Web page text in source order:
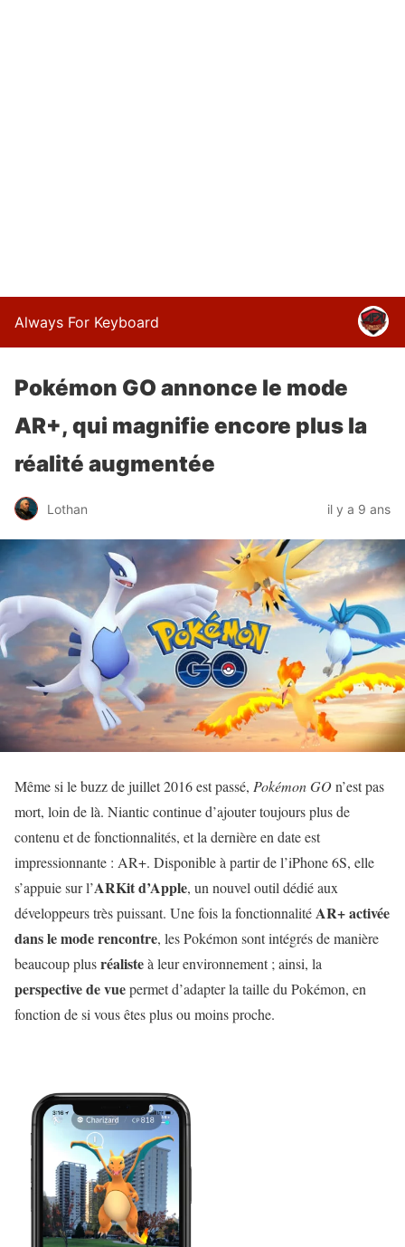
Always For Keyboard
Pokémon GO annonce le mode
AR+, qui magnifie encore plus la
réalité augmentée
Lothan il y a 9 ans
Même si le buzz de juillet 2016 est passé, Pokémon GOn’est pas
mort, loin de là. Niantic continue d’ajouter toujours plus de
contenu et de fonctionnalités, et la dernière en date est
impressionnante : AR+. Disponible à partir de l’iPhone 6S, elle
s’appuie sur l’ARKit d’Apple, un nouvel outil dédié aux
développeurs très puissant. Une fois la fonctionnalitéAR+ activée
dans le mode rencontre, les Pokémon sont intégrés de manière
beaucoup plusréalisteà leur environnement ; ainsi, la
perspective de vuepermet d’adapter la taille du Pokémon, en
fonction de si vous êtes plus ou moins proche.